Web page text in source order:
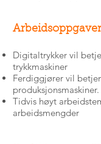
Digitaltrykker vil
trykkmaskiner
Ferdiggjører vil
produksjonsmaskiner.
Tidvis høyt
arbeidsmengder